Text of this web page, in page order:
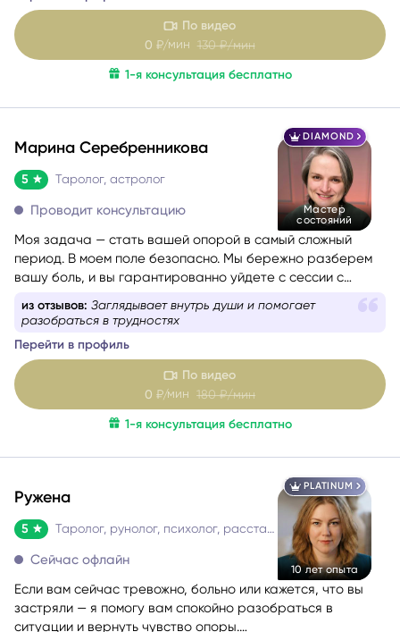
Перейти в профиль
По видео
0 ₽/мин130 ₽/мин
DIAMOND
Мастер
состояний
Марина Серебренникова
5
Моя задача — стать вашей опорой в самый сложный
период. В моем поле безопасно. Мы бережно разберем
новыми силами, вдохновением и верой в себя. Я таролог
и консультант с глубоким жизненным опытом. Мой подход
— это диагностика: я смотрю в суть ситуации, показываю
её внутреннюю логику, причины и возможные варианты
развития, чтобы вы могли опереться на это в своих
решениях. Я не работаю через оценки «правильно/
неправильно». Я помогаю увидеть картину честно и
наиболее устойчивым.
из отзывов: Заглядывает внутрь души и помогает
Перейти в профиль
По видео
0 ₽/мин180 ₽/мин
PLATINUM
10 лет опыта
Ружена
5
Если вам сейчас тревожно, больно или кажется, что вы
застряли — я помогу вам спокойно разобраться в